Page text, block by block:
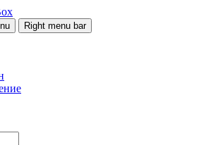
Right menu bar